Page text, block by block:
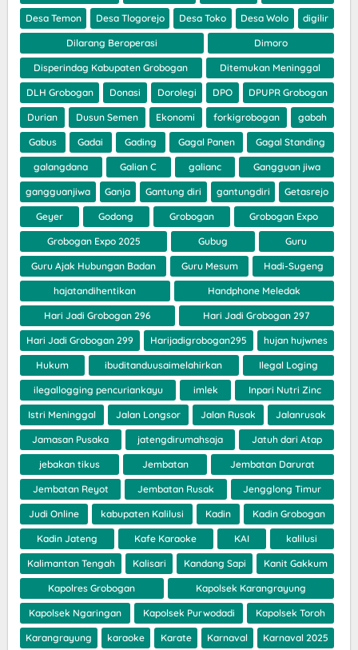
Desa Temon Desa Tlogorejo Desa Toko Desa Wolo digilir
Dilarang Beroperasi Dimoro
Disperindag Kabupaten Grobogan Ditemukan Meninggal
DLH Grobogan Donasi Dorolegi DPO DPUPR Grobogan
Durian Dusun Semen Ekonomi forkigrobogan gabah
Gabus Gadai Gading Gagal Panen Gagal Standing
galangdana Galian C galianc Gangguan jiwa
gangguanjiwa Ganja Gantung diri gantungdiri Getasrejo
Geyer Godong Grobogan Grobogan Expo
Grobogan Expo 2025 Gubug Guru
Guru Ajak Hubungan Badan Guru Mesum Hadi-Sugeng
hajatandihentikan Handphone Meledak
Hari Jadi Grobogan 296 Hari Jadi Grobogan 297
Hari Jadi Grobogan 299 Harijadigrobogan295 hujan hujwnes
Hukum ibuditanduusaimelahirkan Ilegal Loging
ilegallogging pencuriankayu imlek Inpari Nutri Zinc
Istri Meninggal Jalan Longsor Jalan Rusak Jalanrusak
Jamasan Pusaka jatengdirumahsaja Jatuh dari Atap
jebakan tikus Jembatan Jembatan Darurat
Jembatan Reyot Jembatan Rusak Jengglong Timur
Judi Online kabupaten Kalilusi Kadin Kadin Grobogan
Kadin Jateng Kafe Karaoke KAI kalilusi
Kalimantan Tengah Kalisari Kandang Sapi Kanit Gakkum
Kapolres Grobogan Kapolsek Karangrayung
Kapolsek Ngaringan Kapolsek Purwodadi Kapolsek Toroh
Karangrayung karaoke Karate Karnaval Karnaval 2025